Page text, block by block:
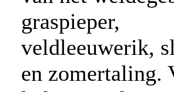
graspieper,
veldleeuwerik,
en zomertaling.